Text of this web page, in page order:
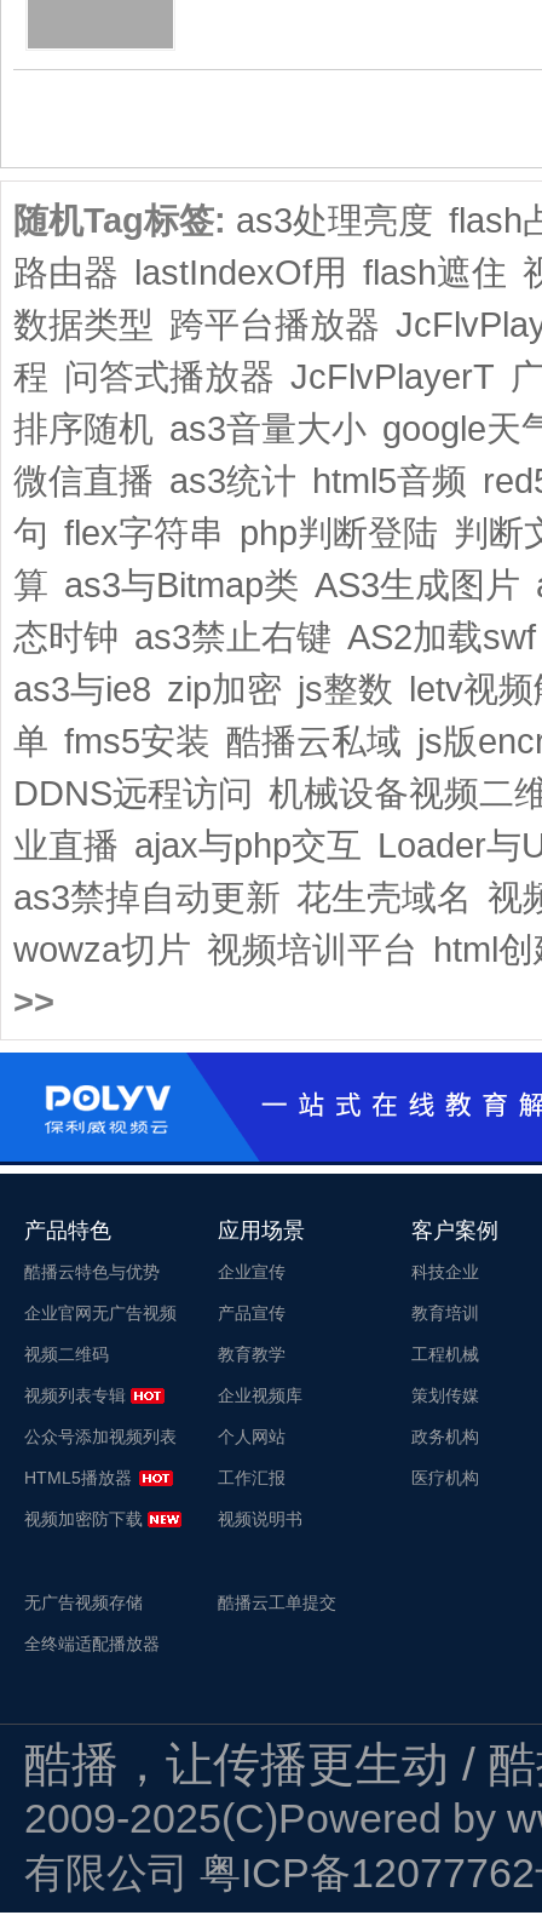
随机Tag标签: as3处理亮度 flash
路由器 lastIndexOf用 flash遮住
数据类型 跨平台播放器
程 问答式播放器 JcFlvPlayerT
排序随机 as3音量大小 google天
微信直播 as3统计 html5音频
句 flex字符串 php判断登陆 判断
算 as3与Bitmap类 AS3生成图片
态时钟 as3禁止右键 AS2加载swf
as3与ie8 zip加密 js整数 letv视
单 fms5安装 酷播云私域 js版
DDNS远程访问 机械设备视频二
业直播 ajax与php交互 Loader与
as3禁掉自动更新 花生壳域名 视
wowza切片 视频培训平台 html
>>
产品特色
酷播云特色与优势
企业官网无广告视频
视频二维码
视频列表专辑
公众号添加视频列表
HTML5播放器
视频加密防下载
无广告视频存储
全终端适配播放器
应用场景
企业宣传
产品宣传
教育教学
企业视频库
个人网站
工作汇报
视频说明书
酷播云工单提交
客户案例
科技企业
教育培训
工程机械
策划传媒
政务机构
医疗机构
酷播，让传播更生动 /
2009-2025(C)Powered by
有限公司 粤ICP备